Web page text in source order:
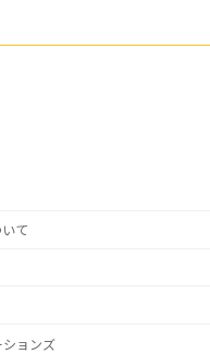
て
ションズ